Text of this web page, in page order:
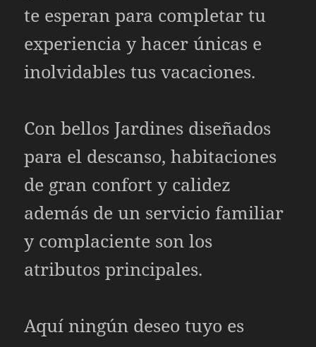
te esperan para completar tu
experiencia y hacer únicas e
inolvidables tus vacaciones.
Con bellos Jardines diseñados
para el descanso, habitaciones
de gran confort y calidez
además de un servicio familiar
y complaciente son los
atributos principales.
Aquí ningún deseo tuyo es